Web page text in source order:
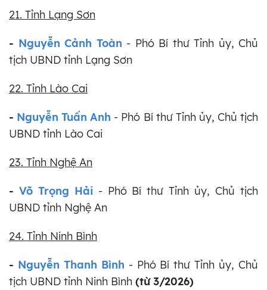
21. Tỉnh Lạng Sơn
- Nguyễn Cảnh Toàn - Phó Bí thư Tỉnh ủy, Chủ
tịch UBND tỉnh Lạng Sơn
22. Tỉnh Lào Cai
- Nguyễn Tuấn Anh - Phó Bí thư Tỉnh ủy, Chủ tịch
UBND tỉnh Lào Cai
23. Tỉnh Nghệ An
- Võ Trọng Hải- Phó Bí thư Tỉnh ủy, Chủ tịch
UBND tỉnh Nghệ An
24. Tỉnh Ninh Bình
- Nguyễn Thanh Bình - Phó Bí thư Tỉnh ủy, Chủ
tịch UBND tỉnh Ninh Bình (từ 3/2026)